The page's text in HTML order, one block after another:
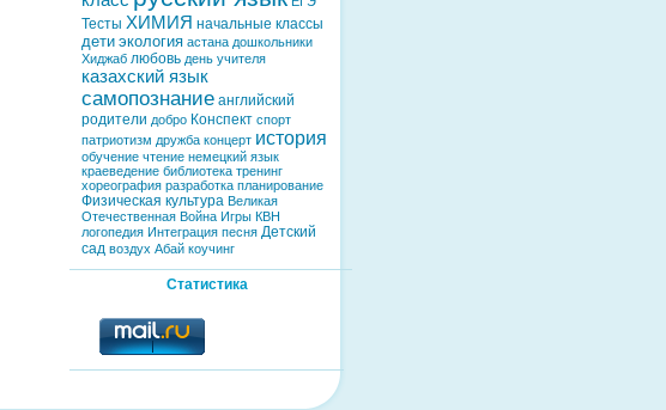
Тесты ХИМИЯ начальные классы
дети экология астана дошкольники
Хиджаб любовь день учителя
казахский язык
самопознание английский
родители добро Конспект спорт
патриотизм дружба концерт история
обучение чтение немецкий язык
краеведение библиотека тренинг
хореография разработка планирование
Физическая культура Великая
Отечественная Война Игры КВН
логопедия Интеграция песня Детский
сад воздух Абай коучинг
Статистика